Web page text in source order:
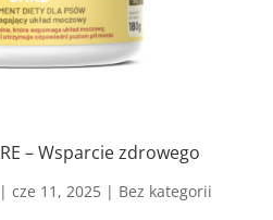
– Wsparcie zdrowego
| cze 11, 2025| Bez kategorii